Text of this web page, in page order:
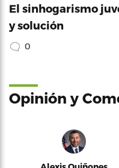
El sinhogarismo
y solución
0
Opinión y